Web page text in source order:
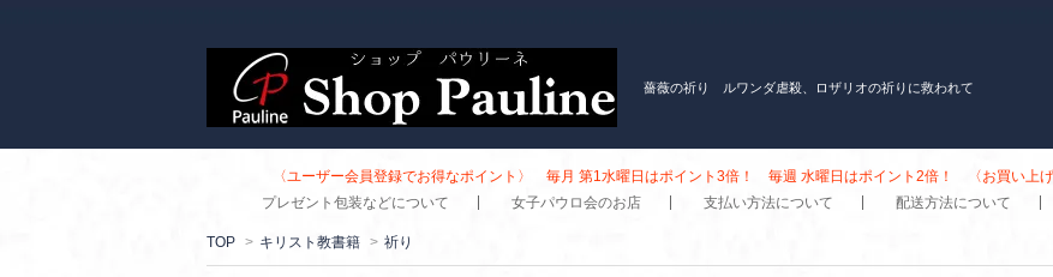
薔薇の祈り ルワンダ虐殺、ロザリオの祈りに救われて
〈ユーザー会員登録でお得なポイント〉 毎月 第1水曜日はポイント3倍！ 毎週 水曜日はポイント2倍！ 〈お買い上げ
プレゼント包装などについて
女子パウロ会のお店 支払い方法について 配送方法について
TOP > キリスト教書籍 > 祈り